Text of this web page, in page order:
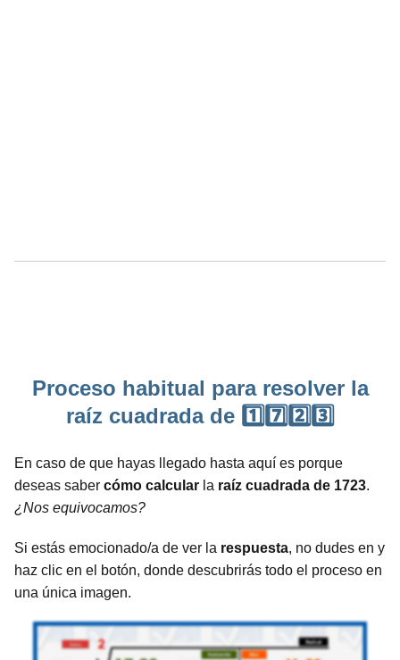
Proceso habitual para resolver la
raíz cuadrada de 1️⃣7️⃣2️⃣3️⃣
En caso de que hayas llegado hasta aquí es porque
deseas saber cómo calcular la raíz cuadrada de 1723.
¿Nos equivocamos?
Si estás emocionado/a de ver la respuesta, no dudes en y
haz clic en el botón, donde descubrirás todo el proceso en
una única imagen.